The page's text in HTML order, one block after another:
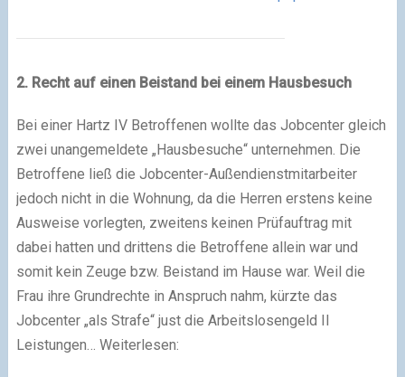
2. Recht auf einen Beistand bei einem Hausbesuch
Bei einer Hartz IV Betroffenen wollte das Jobcenter gleich
zwei unangemeldete „Hausbesuche“ unternehmen. Die
Betroffene ließ die Jobcenter-Außendienstmitarbeiter
jedoch nicht in die Wohnung, da die Herren erstens keine
Ausweise vorlegten, zweitens keinen Prüfauftrag mit
dabei hatten und drittens die Betroffene allein war und
somit kein Zeuge bzw. Beistand im Hause war. Weil die
Frau ihre Grundrechte in Anspruch nahm, kürzte das
Jobcenter „als Strafe“ just die Arbeitslosengeld II
Leistungen… Weiterlesen: